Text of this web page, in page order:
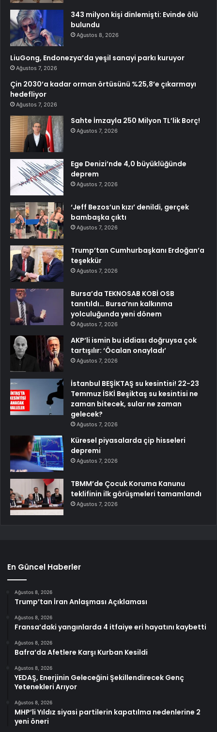
343 milyon kişi dinlemişti: Evinde ölü
bulundu
Ağustos 8, 2026
LiuGong, Endonezya’da yeşil sanayi parkı kuruyor
Ağustos 7, 2026
Çin 2030’a kadar orman örtüsünü %25,8’e çıkarmayı
hedefliyor
Ağustos 7, 2026
Sahte İmzayla 250 Milyon TL’lik Borç!
Ağustos 7, 2026
Ege Denizi’nde 4,0 büyüklüğünde
deprem
Ağustos 7, 2026
‘Jeff Bezos’un kızı’ denildi, gerçek
bambaşka çıktı
Ağustos 7, 2026
Trump’tan Cumhurbaşkanı Erdoğan’a
teşekkür
Ağustos 7, 2026
Bursa’da TEKNOSAB KOBİ OSB
tanıtıldı… Bursa’nın kalkınma
yolculuğunda yeni dönem
Ağustos 7, 2026
AKP’li ismin bu iddiası doğruysa çok
tartışılır: ‘Öcalan onayladı’
Ağustos 7, 2026
İstanbul BEŞİKTAŞ su kesintisi! 22-23
Temmuz İSKİ Beşiktaş su kesintisi ne
zaman bitecek, sular ne zaman
gelecek?
Ağustos 7, 2026
Küresel piyasalarda çip hisseleri
depremi
Ağustos 7, 2026
TBMM’de Çocuk Koruma Kanunu
teklifinin ilk görüşmeleri tamamlandı
Ağustos 7, 2026
En Güncel Haberler
Ağustos 8, 2026
Trump’tan İran Anlaşması Açıklaması
Ağustos 8, 2026
Fransa’daki yangınlarda 4 itfaiye eri hayatını kaybetti
Ağustos 8, 2026
Bafra’da Afetlere Karşı Kurban Kesildi
Ağustos 8, 2026
YEDAŞ, Enerjinin Geleceğini Şekillendirecek Genç
Yetenekleri Arıyor
Ağustos 8, 2026
MHP’li Yıldız siyasi partilerin kapatılma nedenlerine 2
yeni öneri